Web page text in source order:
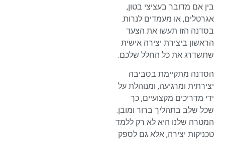
בין אם מדובר בעציצי בטון,
אגרטלים, או מעמדים לנרות.
בסדנה הזו תעשו את הצעד
הראשון ביצירת יצירה אישית
שתשדרג את כל החלל שלכם.
הסדנה מתקיימת בסביבה
יצירתית ומרגיעה, ומנוהלת על
ידי מדריכים מקצועיים, כך
שכל שלב בתהליך ברור ומובן.
המטרה שלנו היא לא רק ללמד
טכניקות יצירה, אלא גם לספק